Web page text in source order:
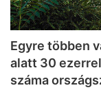
Egyre többen
alatt 30
száma